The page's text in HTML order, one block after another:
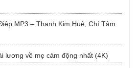
MP3 – Thanh Kim Huệ, Chí Tâm
lương về mẹ cảm động nhất (4K)